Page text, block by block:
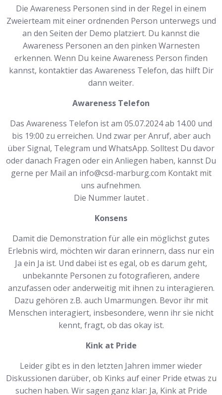
Die Awareness Personen sind in der Regel in einem
Zweierteam mit einer ordnenden Person unterwegs und
an den Seiten der Demo platziert. Du kannst die
Awareness Personen an den pinken Warnesten
erkennen. Wenn Du keine Awareness Person finden
kannst, kontaktier das Awareness Telefon, das hilft Dir
dann weiter.
Awareness Telefon
Das Awareness Telefon ist am 05.07.2024 ab 14.00 und
bis 19:00 zu erreichen. Und zwar per Anruf, aber auch
über Signal, Telegram und WhatsApp. Solltest Du davor
oder danach Fragen oder ein Anliegen haben, kannst Du
gerne per Mail an info@csd-marburg.com Kontakt mit
uns aufnehmen.
Die Nummer lautet .
Konsens
Damit die Demonstration für alle ein möglichst gutes
Erlebnis wird, möchten wir daran erinnern, dass nur ein
Ja ein Ja ist. Und dabei ist es egal, ob es darum geht,
unbekannte Personen zu fotografieren, andere
anzufassen oder anderweitig mit ihnen zu interagieren.
Dazu gehören z.B. auch Umarmungen. Bevor ihr mit
Menschen interagiert, insbesondere, wenn ihr sie nicht
kennt, fragt, ob das okay ist.
Kink at Pride
Leider gibt es in den letzten Jahren immer wieder
Diskussionen darüber, ob Kinks auf einer Pride etwas zu
suchen haben. Wir sagen ganz klar: Ja, Kink at Pride